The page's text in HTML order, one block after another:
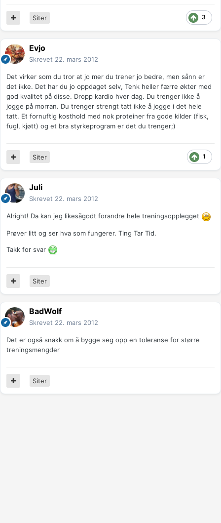
3
Siter
Evjo
Skrevet 22. mars 2012
Det virker som du tror at jo mer du trener jo bedre, men sånn er
det ikke. Det har du jo oppdaget selv, Tenk heller færre økter med
god kvalitet på disse. Dropp kardio hver dag. Du trenger ikke å
jogge på morran. Du trenger strengt tatt ikke å jogge i det hele
tatt. Et fornuftig kosthold med nok proteiner fra gode kilder (fisk,
fugl, kjøtt) og et bra styrkeprogram er det du trenger;)
1
Siter
Juli
Skrevet 22. mars 2012
Alright! Da kan jeg likesågodt forandre hele treningsopplegget
Prøver litt og ser hva som fungerer. Ting Tar Tid.
Takk for svar
Siter
BadWolf
Skrevet 22. mars 2012
Det er også snakk om å bygge seg opp en toleranse for større
treningsmengder
Siter